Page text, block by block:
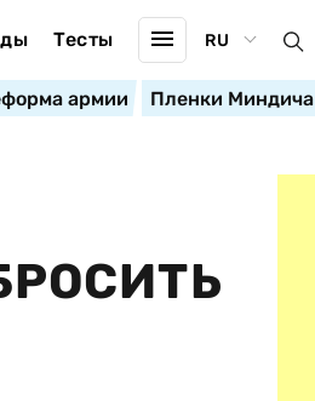
Тесты RU
армии Пленки Миндича